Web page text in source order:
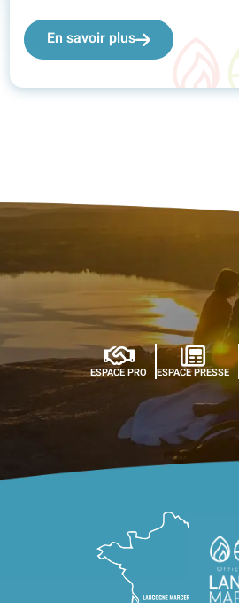
En savoir plus
ESPACE PRO ESPACE PRESSE